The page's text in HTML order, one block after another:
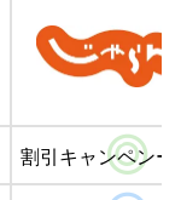
割引キャンペンー